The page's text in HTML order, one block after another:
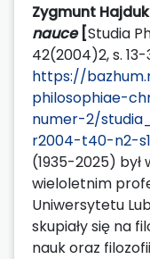
Zygmunt
nauce[Studia
42(2004)2, s.
https://
philosophiae-
numer-2/
r2004-t40-n2-
(1935-2025)
wieloletnim
Uniwersytetu
skupiały się na
nauk oraz